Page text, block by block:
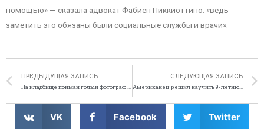
помощью» — сказала адвокат Фабиен Пиккиоттино: «ведь
заметить это обязаны были социальные службы и врачи».
ПРЕДЫДУЩАЯ ЗАПИСЬ
На кладбище пойман голый фотограф призраков
СЛЕДУЮЩАЯ ЗАПИСЬ
Американец решил научить 9-летнюю дочь вождению
VK Facebook Twitter